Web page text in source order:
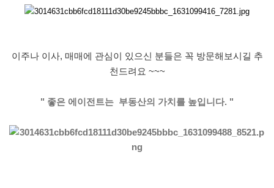
이주나 이사, 매매에 관심이 있으신 분들은 꼭 방문해보시길 추
천드려요 ~~~
" 좋은 에이전트는 부동산의 가치를 높입니다. "